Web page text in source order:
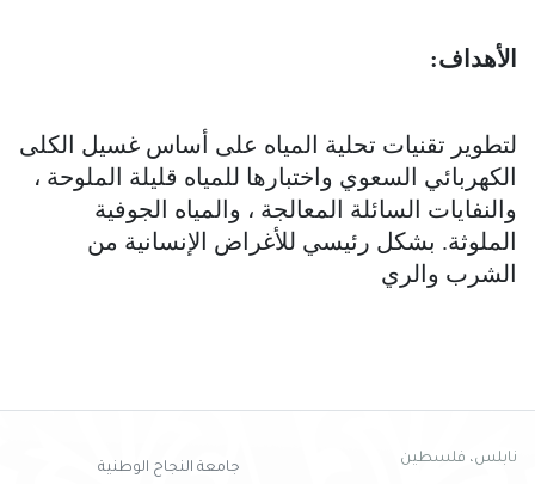
الأهداف:
لتطوير تقنيات تحلية المياه على أساس غسيل الكلى
الكهربائي السعوي واختبارها للمياه قليلة الملوحة ،
والنفايات السائلة المعالجة ، والمياه الجوفية
الملوثة. بشكل رئيسي للأغراض الإنسانية من
الشرب والري
نابلس، فلسطين
جامعة النجاح الوطنية